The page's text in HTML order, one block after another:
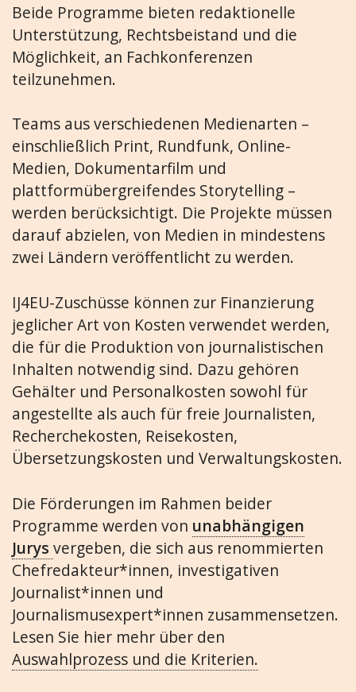
Beide Programme bieten redaktionelle
Unterstützung, Rechtsbeistand und die
Möglichkeit, an Fachkonferenzen
teilzunehmen.
Teams aus verschiedenen Medienarten –
einschließlich Print, Rundfunk, Online-
Medien, Dokumentarfilm und
plattformübergreifendes Storytelling –
werden berücksichtigt. Die Projekte müssen
darauf abzielen, von Medien in mindestens
zwei Ländern veröffentlicht zu werden.
IJ4EU-Zuschüsse können zur Finanzierung
jeglicher Art von Kosten verwendet werden,
die für die Produktion von journalistischen
Inhalten notwendig sind. Dazu gehören
Gehälter und Personalkosten sowohl für
angestellte als auch für freie Journalisten,
Recherchekosten, Reisekosten,
Übersetzungskosten und Verwaltungskosten.
Die Förderungen im Rahmen beider
Programme werden von unabhängigen
Jurys vergeben, die sich aus renommierten
Chefredakteur*innen, investigativen
Journalist*innen und
Journalismusexpert*innen zusammensetzen.
Lesen Sie hier mehr über den
Auswahlprozess und die Kriterien.